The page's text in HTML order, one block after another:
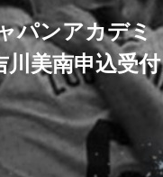
パンアカデミ
美南申込受付